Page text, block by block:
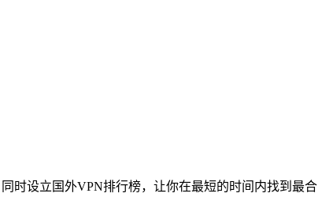
时设立国外VPN排行榜，让你在最短的时间内找到最合